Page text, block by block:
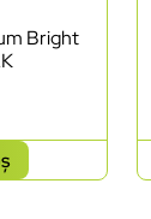
Bright